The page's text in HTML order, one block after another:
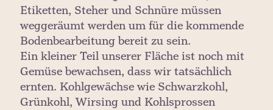
Etiketten, Steher und Schnüre müssen
weggeräumt werden um für die kommende
Bodenbearbeitung bereit zu sein.
Ein kleiner Teil unserer Fläche ist noch mit
Gemüse bewachsen, dass wir tatsächlich
ernten. Kohlgewächse wie Schwarzkohl,
Grünkohl, Wirsing und Kohlsprossen